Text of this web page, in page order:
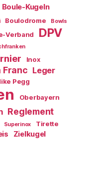
Boule-Kugeln
Boulodrome Bowls
Verband DPV
Inox
Franc Leger
Pegg
Oberbayern
Reglement
Superinox
Tirette
Zielkugel